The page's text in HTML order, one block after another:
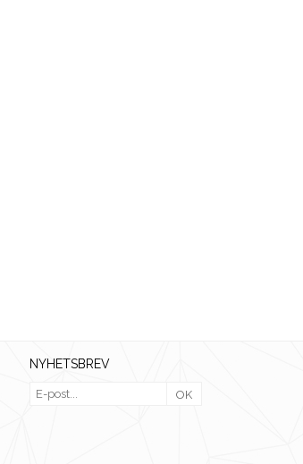
NYHETSBREV
OK